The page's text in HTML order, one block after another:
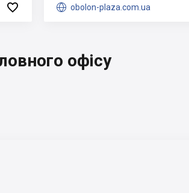
  obolon-plaza.com.ua
офісу